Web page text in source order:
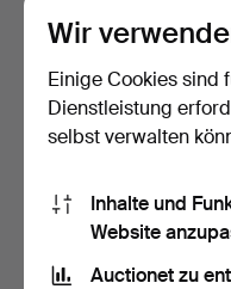
CARL MALMSTEN.
KAFFEETISCH,
CARL…
Beendet 26. Aug 2025
Wir
Einige Cookies sind
Dienstleistung
selbst verwalten
Inhalte und
Website
Auctionet zu